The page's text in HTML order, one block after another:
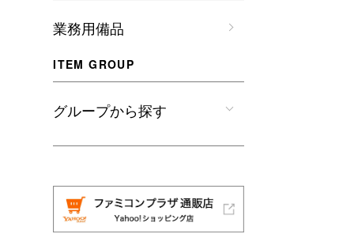
業務用備品
ITEM GROUP
グループから探す